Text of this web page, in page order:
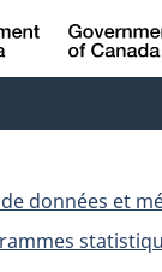
Passer
au
Passer
à
données et